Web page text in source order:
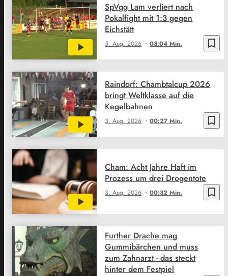
bookmark_border
5. Aug. 2026 03:04 Min.
SpVgg Lam verliert nach
Pokalfight mit 1:3 gegen
Eichstätt
bookmark_border
3. Aug. 2026 00:27 Min.
Raindorf: Chambtalcup 2026
bringt Weltklasse auf die
Kegelbahnen
bookmark_border
3. Aug. 2026 00:32 Min.
Cham: Acht Jahre Haft im
Prozess um drei Drogentote
Further Drache mag
Gummibärchen und muss
zum Zahnarzt - das steckt
hinter dem Festpiel